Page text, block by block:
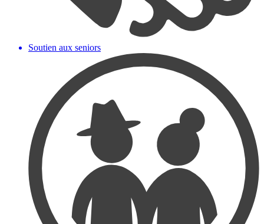
Soutien aux seniors